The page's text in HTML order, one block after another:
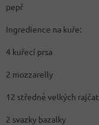
pepř
Ingredience na kuře:
4 kuřecí prsa
2 mozzarelly
12 středně velkých rajčat
2 svazky bazalky